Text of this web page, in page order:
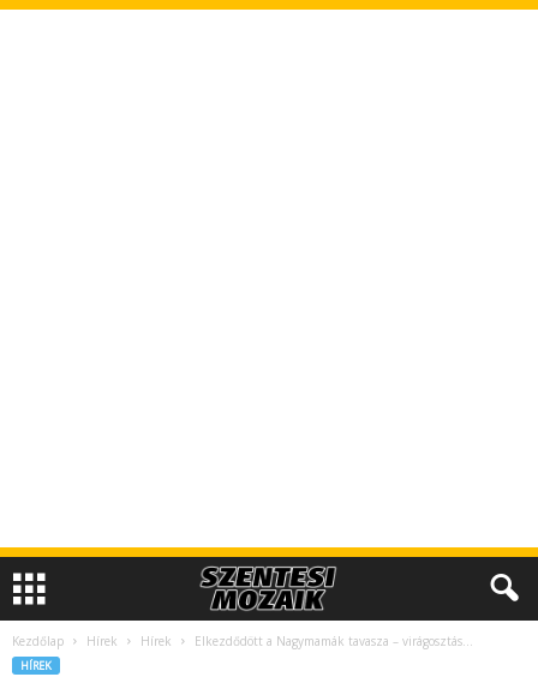
Kezdőlap Hírek Hírek Elkezdődött a Nagymamák tavasza – virágosztás…
HÍREK